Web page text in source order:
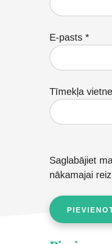
E-pasts *
Tīmekļa vietne
Saglabājiet
nākamajai